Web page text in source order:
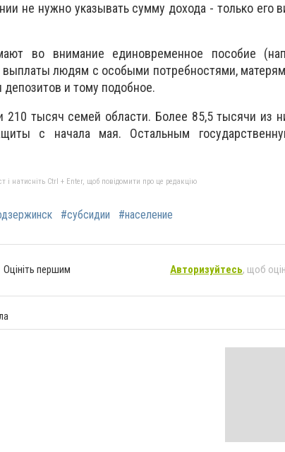
не нужно указывать сумму дохода - только его
во внимание единовременное пособие
выплаты людям с особыми потребностями,
и тому подобное.
210 тысяч семей области. Более 85,5 тысячи из
с начала мая. Остальным
і натисніть Ctrl + Enter, щоб повідомити про це редакцію
#субсидии #население
Оцініть першим Авторизуйтесь, щоб